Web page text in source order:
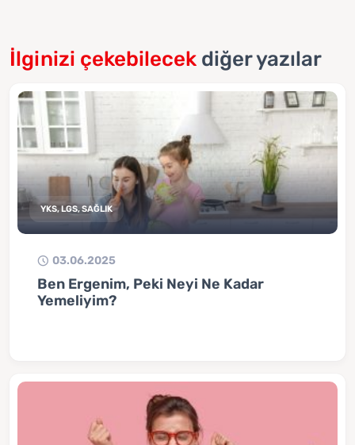
İlginizi çekebilecek diğer yazılar
YKS, LGS, SAĞLIK
03.06.2025
Ben Ergenim, Peki Neyi Ne Kadar
Yemeliyim?